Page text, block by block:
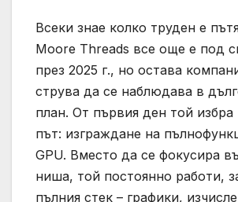
Всеки знае колко труден е
Moore Threads все още е под
през 2025 г., но остава
струва да се наблюдава в
план. От първия ден той избра
път: изграждане на
GPU. Вместо да се фокусира
ниша, той постоянно работи,
пълния стек – графики,